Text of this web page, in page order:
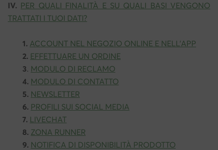
IV. PER QUALI FINALITÀ E SU QUALI BASI VENGONO
TRATTATI I TUOI DATI?
1. ACCOUNT NEL NEGOZIO ONLINE E NELL’APP
2. EFFETTUARE UN ORDINE
3. MODULO DI RECLAMO
4. MODULO DI CONTATTO
5. NEWSLETTER
6. PROFILI SUI SOCIAL MEDIA
7. LIVECHAT
8. ZONA RUNNER
9. NOTIFICA DI DISPONIBILITÀ PRODOTTO